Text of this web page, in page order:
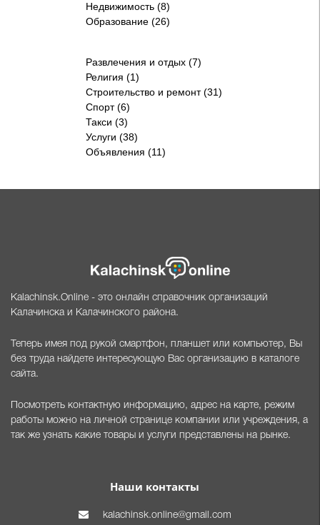
Недвижимость (8)
Образование (26)
Развлечения и отдых (7)
Религия (1)
Строительство и ремонт (31)
Спорт (6)
Такси (3)
Услуги (38)
Объявления (11)
Kalachinsk.Online - это онлайн справочник организаций
Калачинска и Калачинского района.
Теперь имея под рукой смартфон, планшет или компьютер, Вы
без труда найдете интересующую Вас организацию в каталоге
сайта.
Посмотреть контактную информацию, адрес на карте, режим
работы можно на личной странице компании или учреждения, а
так же узнать какие товары и услуги представлены на рынке.
Наши контакты
kalachinsk.online@gmail.com